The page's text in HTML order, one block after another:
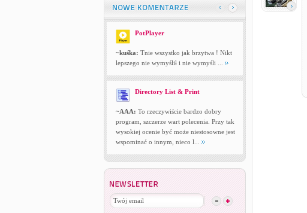
PotPlayer
~kuśka: Tnie wszystko jak brzytwa ! Nikt
lepszego nie wymyślił i nie wymyśli ...
Directory List & Print
~AAA: To rzeczywiście bardzo dobry
program, szczerze wart polecenia. Przy tak
wysokiej ocenie być może niestosowne jest
wspominać o innym, nieco l...